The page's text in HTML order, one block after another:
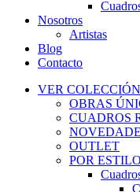
Nosotros
Artistas
Blog
Contacto
VER COLECCIÓN
OBRAS
CUADROS
OUTLET
POR ESTILO